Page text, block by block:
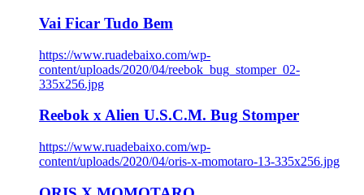
Vai Ficar Tudo Bem
https://www.ruadebaixo.com/wp-
content/uploads/2020/04/reebok_bug_stomper_02-
335x256.jpg
Reebok x Alien U.S.C.M. Bug Stomper
https://www.ruadebaixo.com/wp-
content/uploads/2020/04/oris-x-momotaro-13-335x256.jpg